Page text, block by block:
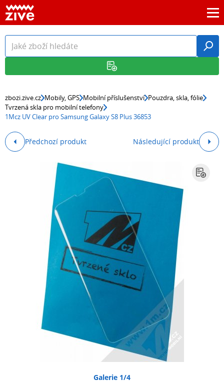
zbozi.zive.cz Mobily, GPS Mobilní příslušenství Pouzdra, skla, fólie
Tvrzená skla pro mobilní telefony
1Mcz UV Clear pro Samsung Galaxy S8 Plus 36853
Předchozí produkt Následující produkt
Galerie 1/4